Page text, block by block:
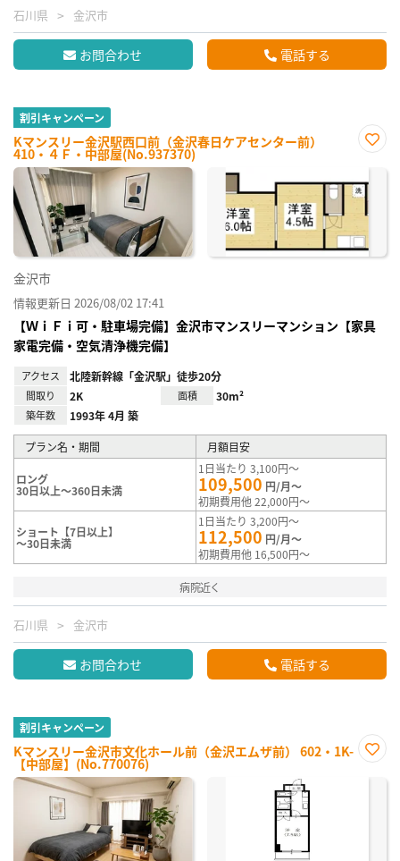
石川県 金沢市
お問合わせ 電話する
割引キャンペーン
Kマンスリー金沢駅西口前（金沢春日ケアセンター前）
410・４Ｆ・中部屋(No.937370)
に入
り登
録
金沢市
情報更新日 2026/08/02 17:41
【ＷｉＦｉ可・駐車場完備】金沢市マンスリーマンション【家具
家電完備・空気清浄機完備】
アクセス 北陸新幹線「金沢駅」徒歩20分
間取り 2K 面積 30m²
築年数 1993年 4月 築
プラン名・期間 月額目安
ロング
30日以上～360日未満
1日当たり 3,100円～
109,500 円/月～
初期費用他 22,000円～
ショート【7日以上】
～30日未満
1日当たり 3,200円～
112,500 円/月～
初期費用他 16,500円～
病院近く
石川県 金沢市
お問合わせ 電話する
割引キャンペーン
Kマンスリー金沢市文化ホール前（金沢エムザ前） 602・1K-
【中部屋】(No.770076)
に入